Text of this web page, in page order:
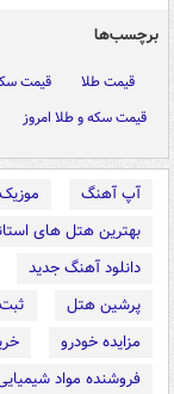
برچسب‌ها
قیمت طلا قیمت
قیمت سکه و طلا امروز
آپ آهنگ
بهترین هتل های
دانلود آهنگ جدید
پرشین هتل
مزایده خودرو
فروشنده مواد